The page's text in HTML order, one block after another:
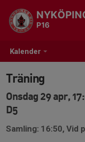
Kalender
P16
Träning
Onsdag 29 apr,
D5
Samling: 16:50, Vid